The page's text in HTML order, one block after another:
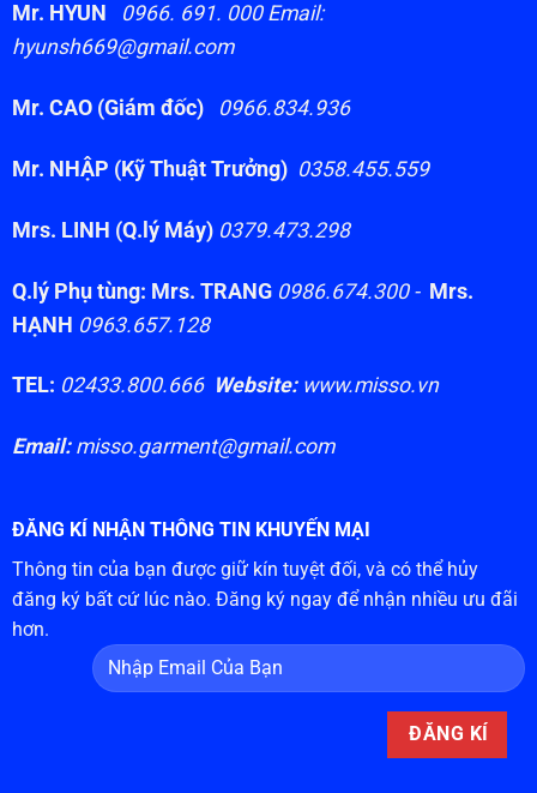
Mr. HYUN
0966. 691. 000 Email:
hyunsh669@gmail.com
Mr. CAO (Giám đốc) 0966.834.936
Mr. NHẬP (Kỹ Thuật Trưởng) 0358.455.559
Mrs. LINH (Q.lý Máy) 0379.473.298
Q.lý Phụ tùng: Mrs. TRANG 0986.674.300 - Mrs.
HẠNH 0963.657.128
TEL: 02433.800.666 Website:www.misso.vn
Email:misso.garment@gmail.com
ĐĂNG KÍ NHẬN THÔNG TIN KHUYẾN MẠI
Thông tin của bạn được giữ kín tuyệt đối, và có thể hủy
đăng ký bất cứ lúc nào. Đăng ký ngay để nhận nhiều ưu đãi
hơn.